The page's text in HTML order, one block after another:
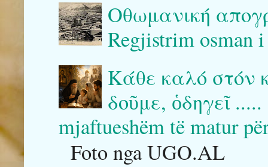
Οθωμανική
Regjistrim osman
Κάθε καλό στόν
δοῦμε, ὁδηγεῖ
mjaftueshëm të matur
Foto nga UGO.AL